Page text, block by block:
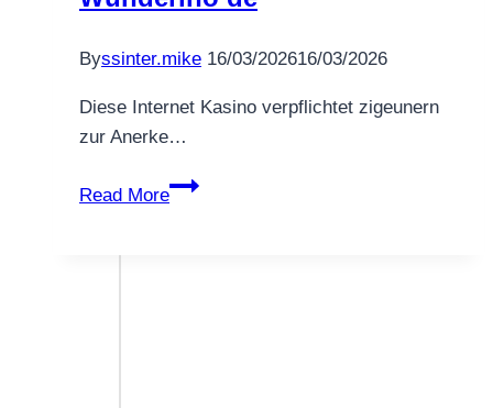
Byssinter.mike 16/03/202616/03/2026
Diese Internet Kasino verpflichtet zigeunern
zur Anerke…
Read More
Genau